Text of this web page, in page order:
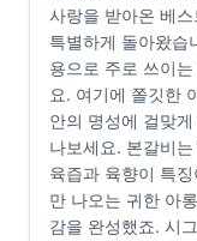
사랑을 받아온 베
특별하게 돌아왔습
용으로 주로 쓰이
요. 여기에 쫄깃한
안의 명성에 걸맞
나보세요. 본갈비
육즙과 육향이 특
만 나오는 귀한 아
감을 완성했죠. 시